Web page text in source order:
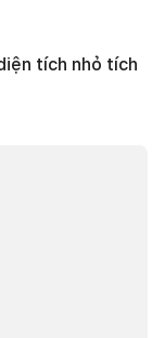
tích nhỏ tích